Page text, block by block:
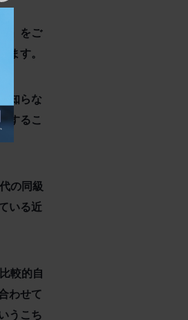
」をご
ます。
知らな
するこ
の同級
いる近
較的自
わせて
うこち